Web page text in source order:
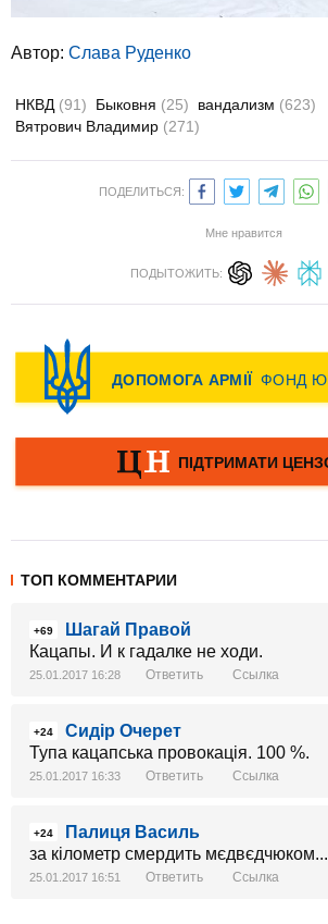
Автор: Слава Руденко
НКВД (91) Быковня (25) вандализм (623)
Вятрович Владимир (271)
ПОДЕЛИТЬСЯ:
Мне нравится
ПОДЫТОЖИТЬ:
ТОП КОММЕНТАРИИ
+69
Шагай Правой
Кацапы. И к гадалке не ходи.
25.01.2017 16:28 Ответить Ссылка
+24
Сидір Очерет
Тупа кацапська провокація. 100 %.
25.01.2017 16:33 Ответить Ссылка
+24
Палиця Василь
за кілометр смердить мєдвєдчюком...
25.01.2017 16:51 Ответить Ссылка